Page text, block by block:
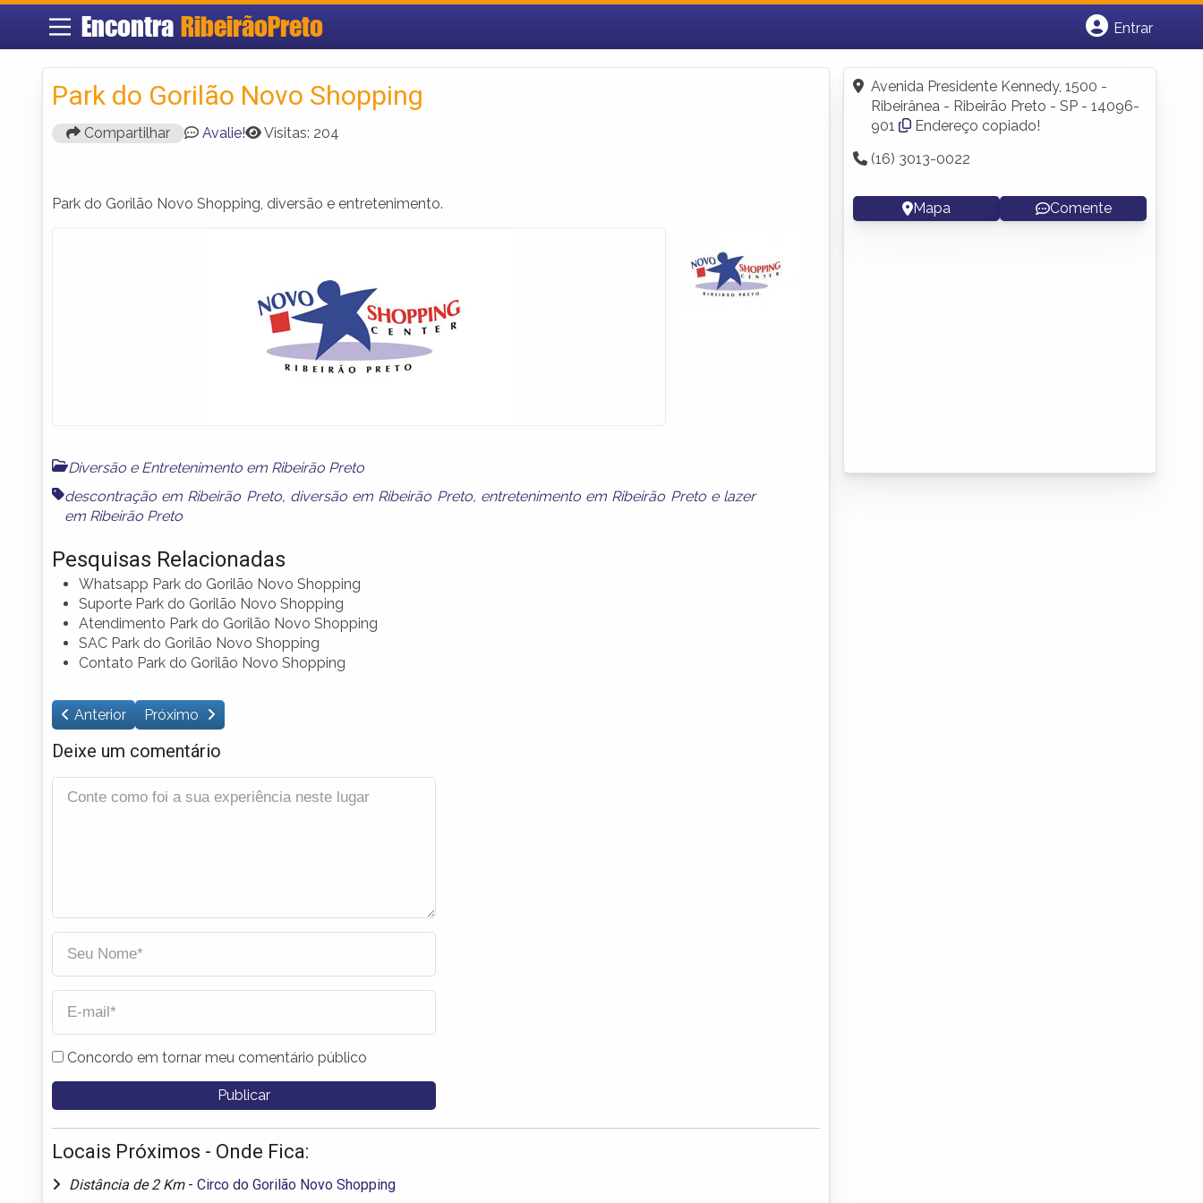
Encontra RibeirãoPreto
Entrar
Fazer login
Criar conta
Park do Gorilão Novo Shopping
Compartilhar Avalie! Visitas: 204
Park do Gorilão Novo Shopping, diversão e entretenimento.
Diversão e Entretenimento em Ribeirão Preto
descontração em Ribeirão Preto, diversão em Ribeirão Preto, entretenimento em Ribeirão Pretoe lazer
em Ribeirão Preto
Pesquisas Relacionadas
Whatsapp Park do Gorilão Novo Shopping
Suporte Park do Gorilão Novo Shopping
Atendimento Park do Gorilão Novo Shopping
SAC Park do Gorilão Novo Shopping
Contato Park do Gorilão Novo Shopping
Anterior Próximo
Deixe um comentário
Concordo em tornar meu comentário público
Locais Próximos - Onde Fica:
Distância de 2 Km - Circo do Gorilão Novo Shopping
Avenida Presidente Kennedy, 1500 -
Ribeirânea - Ribeirão Preto - SP - 14096-
901
Endereço copiado!
(16) 3013-0022
Mapa Comente